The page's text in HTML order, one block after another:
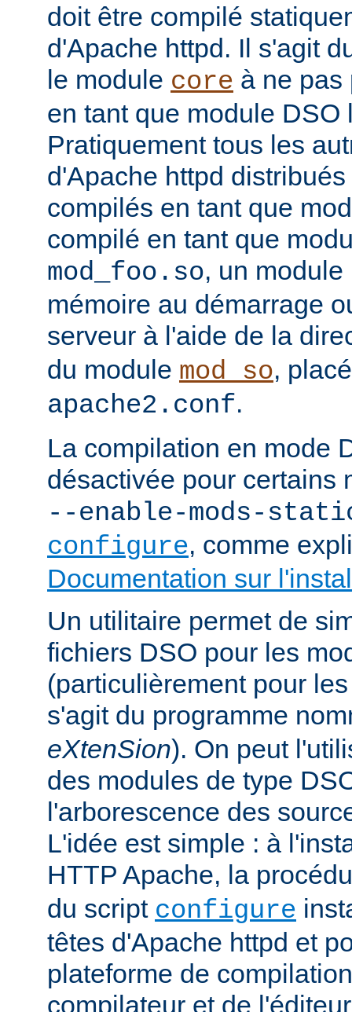
doit être compilé
d'Apache httpd. Il s'agit
le module core à ne pas
en tant que module DSO
Pratiquement tous les
d'Apache httpd
compilés en tant que
compilé en tant que
mod_foo.so, un
mémoire au démarrage
serveur à l'aide de la
du module mod_so,
apache2.conf.
La compilation en mode
désactivée pour certains
--enable-mods-
configure, comme
Documentation sur
Un utilitaire permet de
fichiers DSO pour les
(particulièrement pour
s'agit du programme
eXtenSion). On peut
des modules de type
l'arborescence des
L'idée est simple : à
HTTP Apache, la
du script configure
têtes d'Apache httpd et
plateforme de
compilateur et de